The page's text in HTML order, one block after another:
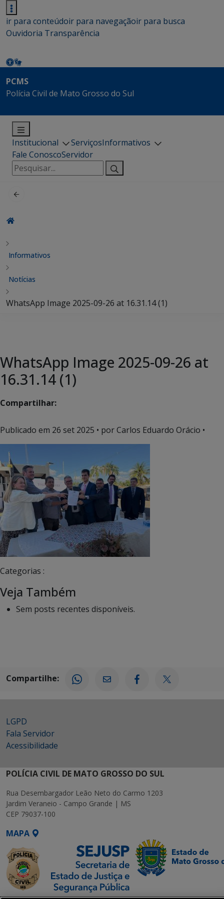
ir para conteúdoir para navegaçãoir para busca
Ouvidoria Transparência
PCMS
Polícia Civil de Mato Grosso do Sul
Institucional ServiçosInformativos
Fale ConoscoServidor
Pesquisar
por:
Informativos
Notícias
WhatsApp Image 2025-09-26 at 16.31.14 (1)
WhatsApp Image 2025-09-26 at
16.31.14 (1)
Compartilhar:
Publicado em 26 set 2025 • por Carlos Eduardo Orácio •
Categorias :
Veja Também
Sem posts recentes disponíveis.
Compartilhe:
LGPD
Fala Servidor
Acessibilidade
POLÍCIA CIVIL DE MATO GROSSO DO SUL
Rua Desembargador Leão Neto do Carmo 1203
Jardim Veraneio - Campo Grande | MS
CEP 79037-100
MAPA